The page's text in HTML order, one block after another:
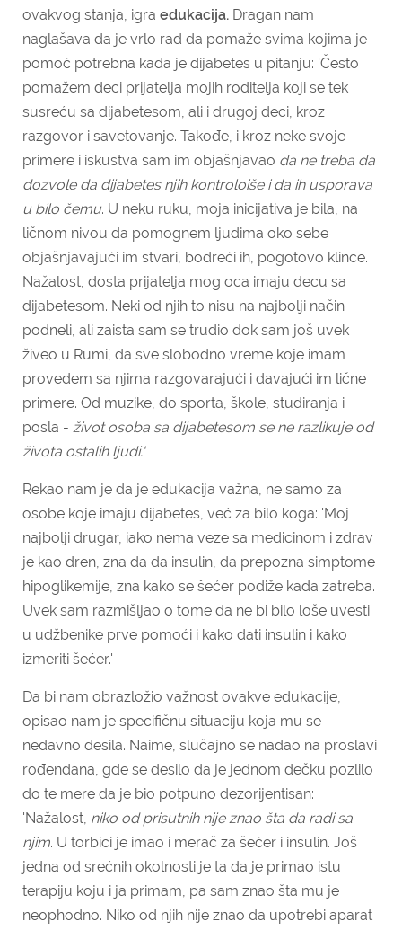
ovakvog stanja, igra edukacija. Dragan nam
naglašava da je vrlo rad da pomaže svima kojima je
pomoć potrebna kada je dijabetes u pitanju: 'Često
pomažem deci prijatelja mojih roditelja koji se tek
susreću sa dijabetesom, ali i drugoj deci, kroz
razgovor i savetovanje. Takođe, i kroz neke svoje
primere i iskustva sam im objašnjavao da ne treba da
dozvole da dijabetes njih kontroloiše i da ih usporava
u bilo čemu. U neku ruku, moja inicijativa je bila, na
ličnom nivou da pomognem ljudima oko sebe
objašnjavajući im stvari, bodreći ih, pogotovo klince.
Nažalost, dosta prijatelja mog oca imaju decu sa
dijabetesom. Neki od njih to nisu na najbolji način
podneli, ali zaista sam se trudio dok sam još uvek
živeo u Rumi, da sve slobodno vreme koje imam
provedem sa njima razgovarajući i davajući im lične
primere. Od muzike, do sporta, škole, studiranja i
posla - život osoba sa dijabetesom se ne razlikuje od
života ostalih ljudi.'
Rekao nam je da je edukacija važna, ne samo za
osobe koje imaju dijabetes, već za bilo koga: 'Moj
najbolji drugar, iako nema veze sa medicinom i zdrav
je kao dren, zna da da insulin, da prepozna simptome
hipoglikemije, zna kako se šećer podiže kada zatreba.
Uvek sam razmišljao o tome da ne bi bilo loše uvesti
u udžbenike prve pomoći i kako dati insulin i kako
izmeriti šećer.'
Da bi nam obrazložio važnost ovakve edukacije,
opisao nam je specifičnu situaciju koja mu se
nedavno desila. Naime, slučajno se nađao na proslavi
rođendana, gde se desilo da je jednom dečku pozlilo
do te mere da je bio potpuno dezorijentisan:
'Nažalost, niko od prisutnih nije znao šta da radi sa
njim. U torbici je imao i merač za šećer i insulin. Još
jedna od srećnih okolnosti je ta da je primao istu
terapiju koju i ja primam, pa sam znao šta mu je
neophodno. Niko od njih nije znao da upotrebi aparat